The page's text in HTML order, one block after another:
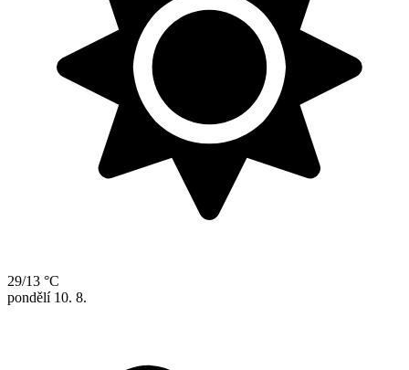
29/13 °C
pondělí 10. 8.